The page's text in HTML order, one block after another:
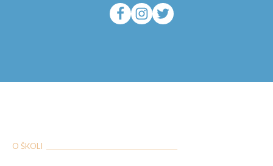
O ŠKOLI ___________________________________________